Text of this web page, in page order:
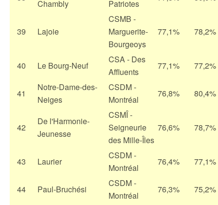
Chambly Patriotes
39 Lajoie
CSMB -
Marguerite-
Bourgeoys
77,1% 78,2%
40 Le Bourg-Neuf
CSA - Des
Affluents
77,1% 77,2%
41
Notre-Dame-des-
Neiges
CSDM -
Montréal
76,8% 80,4%
42
De l'Harmonie-
Jeunesse
CSMÎ -
Seigneurie
des Mille-Îles
76,6% 78,7%
43 Laurier
CSDM -
Montréal
76,4% 77,1%
44 Paul-Bruchési
CSDM -
Montréal
76,3% 75,2%